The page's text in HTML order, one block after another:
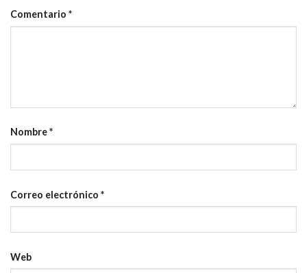
Comentario *
Nombre*
Correo electrónico *
Web